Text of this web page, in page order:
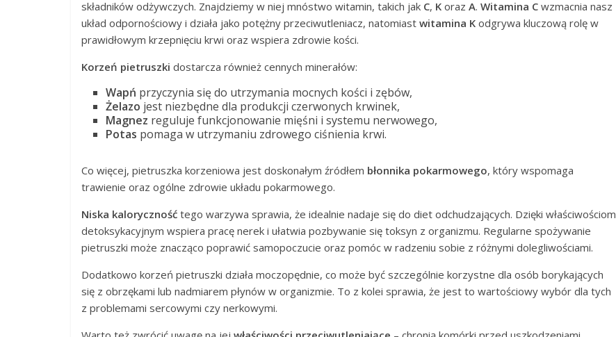
składników odżywczych. Znajdziemy w niej mnóstwo witamin, takich jak C, K oraz A. Witamina C wzmacnia nasz
układ odpornościowy i działa jako potężny przeciwutleniacz, natomiast witamina K odgrywa kluczową rolę w
prawidłowym krzepnięciu krwi oraz wspiera zdrowie kości.
Korzeń pietruszki dostarcza również cennych minerałów:
Wapń przyczynia się do utrzymania mocnych kości i zębów,
Żelazo jest niezbędne dla produkcji czerwonych krwinek,
Magnez reguluje funkcjonowanie mięśni i systemu nerwowego,
Potas pomaga w utrzymaniu zdrowego ciśnienia krwi.
Co więcej, pietruszka korzeniowa jest doskonałym źródłem błonnika pokarmowego, który wspomaga
trawienie oraz ogólne zdrowie układu pokarmowego.
Niska kaloryczność tego warzywa sprawia, że idealnie nadaje się do diet odchudzających. Dzięki właściwościom
detoksykacyjnym wspiera pracę nerek i ułatwia pozbywanie się toksyn z organizmu. Regularne spożywanie
pietruszki może znacząco poprawić samopoczucie oraz pomóc w radzeniu sobie z różnymi dolegliwościami.
Dodatkowo korzeń pietruszki działa moczopędnie, co może być szczególnie korzystne dla osób borykających
się z obrzękami lub nadmiarem płynów w organizmie. To z kolei sprawia, że jest to wartościowy wybór dla tych
z problemami sercowymi czy nerkowymi.